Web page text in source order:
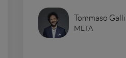
Tommaso Galli
META